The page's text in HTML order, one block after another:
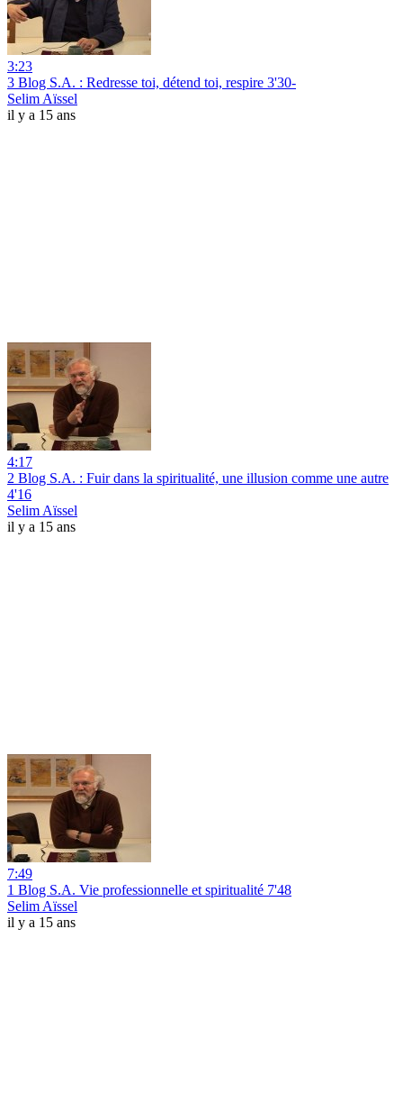
3:23
3 Blog S.A. : Redresse toi, détend toi, respire 3'30-
Selim Aïssel
il y a 15 ans
4:17
2 Blog S.A. : Fuir dans la spiritualité, une illusion comme une autre
4'16
Selim Aïssel
il y a 15 ans
7:49
1 Blog S.A. Vie professionnelle et spiritualité 7'48
Selim Aïssel
il y a 15 ans